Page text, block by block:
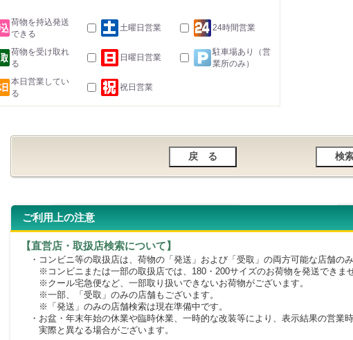
荷物を持込発送
できる
土曜日営業 24時間営業
荷物を受け取れ
る
日曜日営業
駐車場あり（営
業所のみ）
本日営業してい
る
祝日営業
ご利用上の注意
【直営店・取扱店検索について】
・コンビニ等の取扱店は、荷物の「発送」および「受取」の両方可能な店舗のみ
※コンビニまたは一部の取扱店では、180・200サイズのお荷物を発送できませ
※クール宅急便など、一部取り扱いできないお荷物がございます。
※一部、「受取」のみの店舗もございます。
※「発送」のみの店舗検索は現在準備中です。
・お盆・年末年始の休業や臨時休業、一時的な改装等により、表示結果の営業
実際と異なる場合がございます。